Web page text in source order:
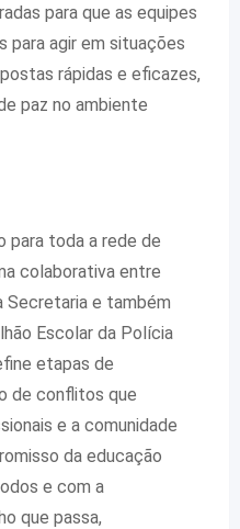
para que as equipes
para agir em situações
rápidas e eficazes,
paz no ambiente
para toda a rede de
colaborativa entre
e também
Escolar da Polícia
etapas de
de conflitos que
e a comunidade
da educação
e com a
que passa,